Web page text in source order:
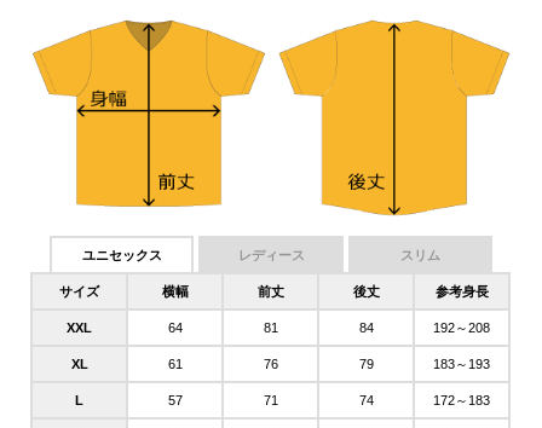
ユニセックス レディース スリム
サイズ 横幅 前丈 後丈 参考身長
XXL 64 81 84 192～208
XL 61 76 79 183～193
L 57 71 74 172～183